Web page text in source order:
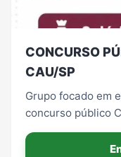
Tecnologia
Vídeos
CONCURSO
CAU/SP
Grupo focado em
concurso público